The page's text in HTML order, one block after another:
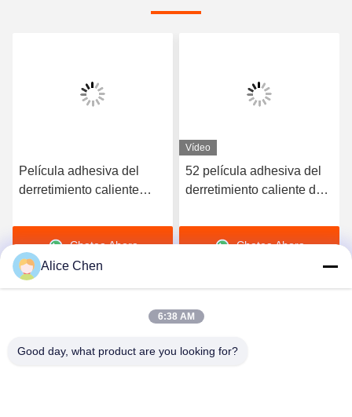
Película adhesiva del
derretimiento caliente
del poliuretano 3412
Chatea Ahora
Vídeo
52 película adhesiva del
derretimiento caliente de
A para la ropa interior
inconsútilChatea Ahora
Shenzhen Tunsing Plastic Products Co., Ltd.
Alice Chen
6:38 AM
Good day, what product are you looking for?